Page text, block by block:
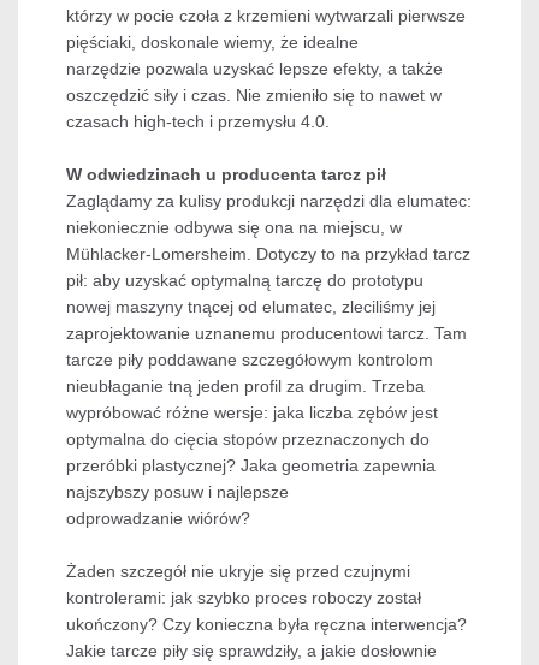
którzy w pocie czoła z krzemieni wytwarzali pierwsze
pięściaki, doskonale wiemy, że idealne
narzędzie pozwala uzyskać lepsze efekty, a także
oszczędzić siły i czas. Nie zmieniło się to nawet w
czasach high-tech i przemysłu 4.0.
W odwiedzinach u producenta tarcz pił
Zaglądamy za kulisy produkcji narzędzi dla elumatec:
niekoniecznie odbywa się ona na miejscu, w
Mühlacker-Lomersheim. Dotyczy to na przykład tarcz
pił: aby uzyskać optymalną tarczę do prototypu
nowej maszyny tnącej od elumatec, zleciliśmy jej
zaprojektowanie uznanemu producentowi tarcz. Tam
tarcze piły poddawane szczegółowym kontrolom
nieubłaganie tną jeden profil za drugim. Trzeba
wypróbować różne wersje: jaka liczba zębów jest
optymalna do cięcia stopów przeznaczonych do
przeróbki plastycznej? Jaka geometria zapewnia
najszybszy posuw i najlepsze
odprowadzanie wiórów?
Żaden szczegół nie ukryje się przed czujnymi
kontrolerami: jak szybko proces roboczy został
ukończony? Czy konieczna była ręczna interwencja?
Jakie tarcze piły się sprawdziły, a jakie dosłownie